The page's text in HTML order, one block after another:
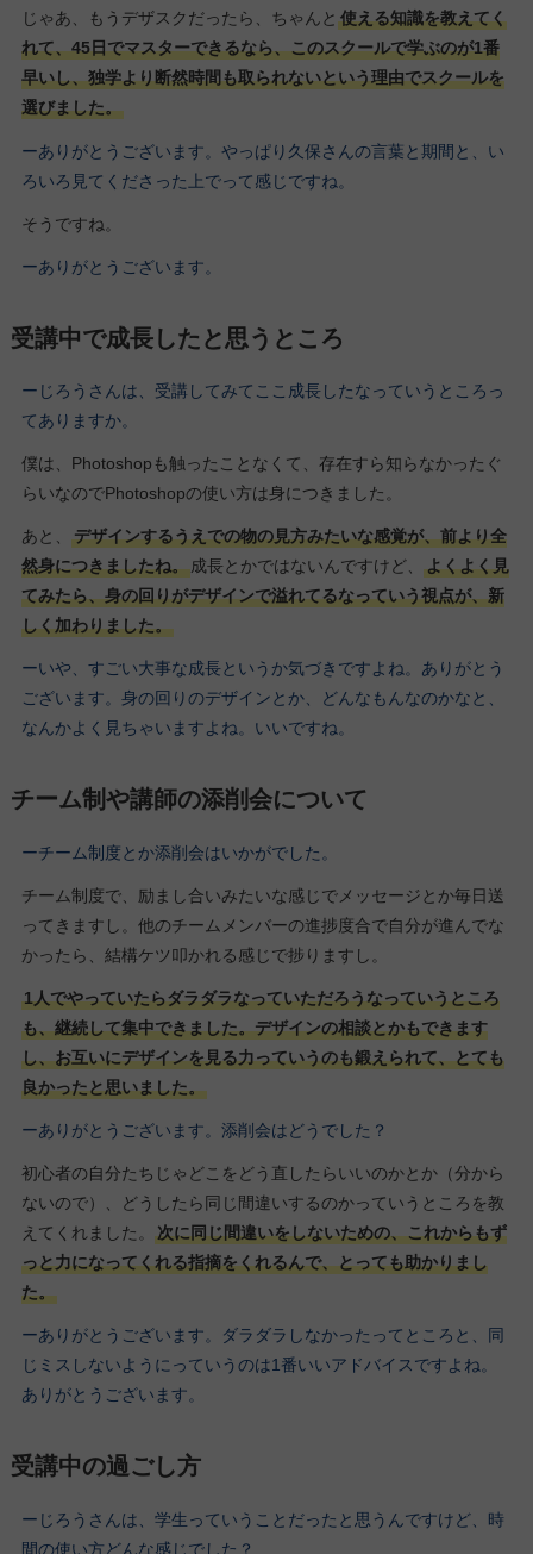
じゃあ、もうデザスクだったら、ちゃんと 使える知識を教えてく
れて、45日でマスターできるなら、このスクールで学ぶのが1番
早いし、独学より断然時間も取られないという理由でスクールを
選びました。
ーありがとうございます。やっぱり久保さんの言葉と期間と、い
ろいろ見てくださった上でって感じですね。
そうですね。
ーありがとうございます。
受講中で成長したと思うところ
ーじろうさんは、受講してみてここ成長したなっていうところっ
てありますか。
僕は、Photoshopも触ったことなくて、存在すら知らなかったぐ
らいなのでPhotoshopの使い方は身につきました。
あと、
デザインするうえでの物の見方みたいな感覚が、前より全
然身につきましたね。成長とかではないんですけど、
よくよく見
てみたら、身の回りがデザインで溢れてるなっていう視点が、新
しく加わりました。
ーいや、すごい大事な成長というか気づきですよね。ありがとう
ございます。身の回りのデザインとか、どんなもんなのかなと、
なんかよく見ちゃいますよね。いいですね。
チーム制や講師の添削会について
ーチーム制度とか添削会はいかがでした。
チーム制度で、励まし合いみたいな感じでメッセージとか毎日送
ってきますし。他のチームメンバーの進捗度合で自分が進んでな
かったら、結構ケツ叩かれる感じで捗りますし。
1人でやっていたらダラダラなっていただろうなっていうところ
も、継続して集中できました。デザインの相談とかもできます
し、お互いにデザインを見る力っていうのも鍛えられて、とても
良かったと思いました。
ーありがとうございます。添削会はどうでした？
初心者の自分たちじゃどこをどう直したらいいのかとか（分から
ないので）、どうしたら同じ間違いするのかっていうところを教
えてくれました。
次に同じ間違いをしないための、これからもず
っと力になってくれる指摘をくれるんで、とっても助かりまし
た。
ーありがとうございます。ダラダラしなかったってところと、同
じミスしないようにっていうのは1番いいアドバイスですよね。
ありがとうございます。
受講中の過ごし方
ーじろうさんは、学生っていうことだったと思うんですけど、時
間の使い方どんな感じでした？